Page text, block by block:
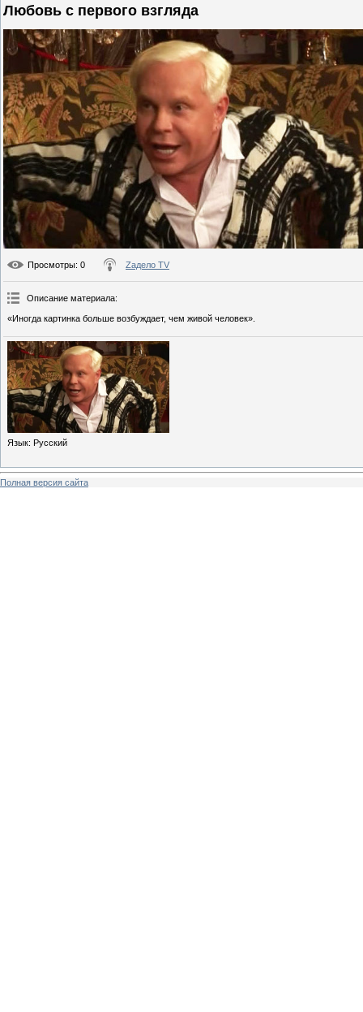
Любовь с первого взгляда
Просмотры: 0 Zадело TV
Описание материала:
«Иногда картинка больше возбуждает, чем живой человек».
Язык: Русский
Полная версия сайта